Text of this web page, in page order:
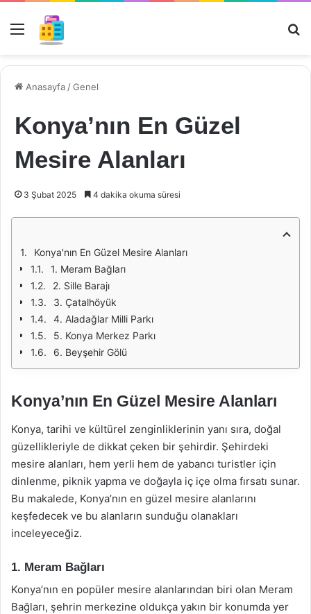
Menü
Anasayfa /Genel
Konya’nın En Güzel
Mesire Alanları
3 Şubat 2025 4 dakika okuma süresi
Konya'nın En Güzel Mesire Alanları
1. Meram Bağları
2. Sille Barajı
3. Çatalhöyük
4. Aladağlar Milli Parkı
5. Konya Merkez Parkı
6. Beyşehir Gölü
Konya’nın En Güzel Mesire Alanları
Konya, tarihi ve kültürel zenginliklerinin yanı sıra, doğal
güzellikleriyle de dikkat çeken bir şehirdir. Şehirdeki
mesire alanları, hem yerli hem de yabancı turistler için
dinlenme, piknik yapma ve doğayla iç içe olma fırsatı sunar.
Bu makalede, Konya’nın en güzel mesire alanlarını
keşfedecek ve bu alanların sunduğu olanakları
inceleyeceğiz.
1. Meram Bağları
Konya’nın en popüler mesire alanlarından biri olan Meram
Bağları, şehrin merkezine oldukça yakın bir konumda yer